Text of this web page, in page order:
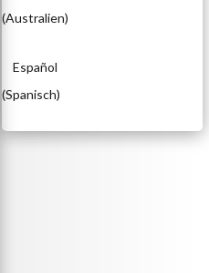
(Australien)
Español
(Spanisch)